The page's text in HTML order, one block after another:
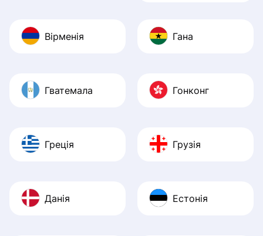
Вірменія Гана
Гватемала Гонконг
Греція Грузія
Данія Естонія